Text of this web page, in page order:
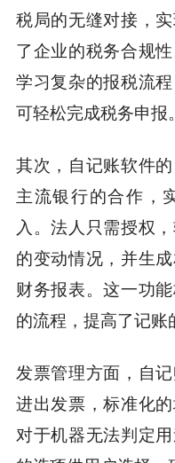
税局的无缝对接，
了企业的税务合规
学习复杂的报税流
可轻松完成税务申报。
其次，自记账软件
主流银行的合作，
入。法人只需授权
的变动情况，并生
财务报表。这一功
的流程，提高了记账
发票管理方面，自
进出发票，标准化
对于机器无法判定